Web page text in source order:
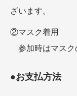
ざいます。
②マスク着用
参加時はマスク
●お支払方法